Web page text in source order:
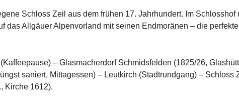
Schloss Zeil aus dem frühen 17. Jahrhundert. Im Schlosshof
das Allgäuer Alpenvorland mit seinen Endmoränen – die
– Glasmacherdorf Schmidsfelden (1825/26,
saniert, Mittagessen) – Leutkirch (Stadtrundgang) – Schloss
Kirche 1612).